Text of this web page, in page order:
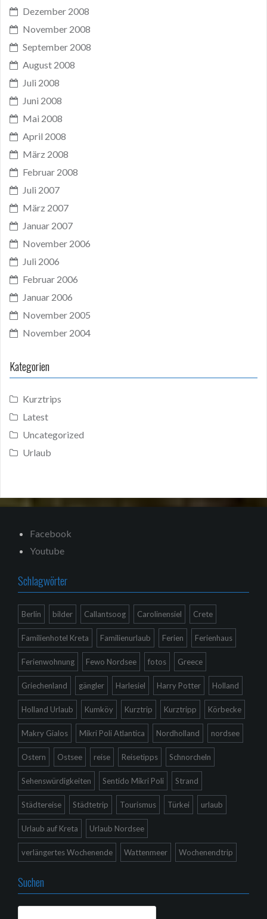
Dezember 2008
November 2008
September 2008
August 2008
Juli 2008
Juni 2008
Mai 2008
April 2008
März 2008
Februar 2008
Juli 2007
März 2007
Januar 2007
November 2006
Juli 2006
Februar 2006
Januar 2006
November 2005
November 2004
Kategorien
Kurztrips
Latest
Uncategorized
Urlaub
Facebook
Youtube
Schlagwörter
Berlin bilder Callantsoog Carolinensiel Crete
Familienhotel Kreta Familienurlaub Ferien Ferienhaus
Ferienwohnung Fewo Nordsee fotos Greece
Griechenland gängler Harlesiel Harry Potter Holland
Holland Urlaub Kumköy Kurztrip Kurztripp Körbecke
Makry Gialos Mikri Poli Atlantica Nordholland nordsee
Ostern Ostsee reise Reisetipps Schnorcheln
Sehenswürdigkeiten Sentido Mikri Poli Strand
Städtereise Städtetrip Tourismus Türkei urlaub
Urlaub auf Kreta Urlaub Nordsee
verlängertes Wochenende Wattenmeer Wochenendtrip
Suchen